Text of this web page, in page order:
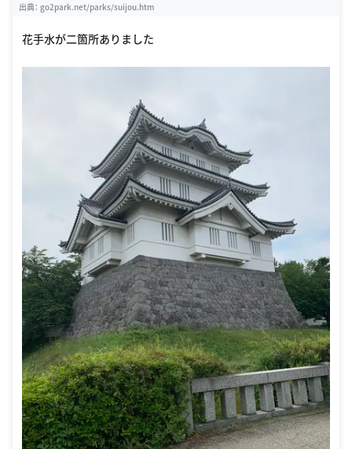
出典： go2park.net/parks/suijou.htm
花手水が二箇所ありました